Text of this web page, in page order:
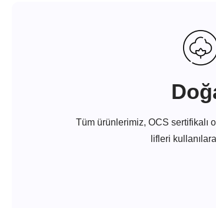
Tüm ürünlerimiz, OCS sertifikalı
lifleri